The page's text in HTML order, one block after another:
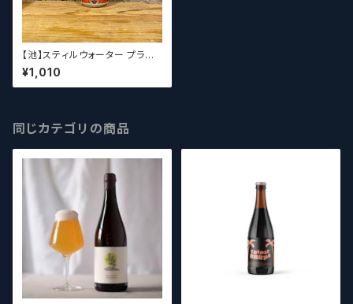
【池】スティルウォーター プラント
ベースド DIPA / Stillwater Pl
ant Based Double IPA With
Hibiscus & Agave
¥1,010
同じカテゴリの商品